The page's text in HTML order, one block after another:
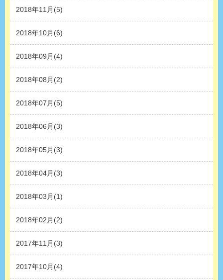
2018年11月(5)
2018年10月(6)
2018年09月(4)
2018年08月(2)
2018年07月(5)
2018年06月(3)
2018年05月(3)
2018年04月(3)
2018年03月(1)
2018年02月(2)
2017年11月(3)
2017年10月(4)